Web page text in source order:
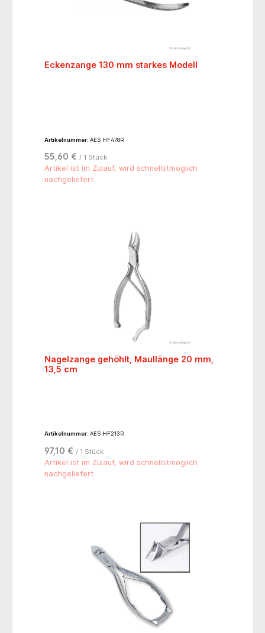
Eckenzange 130 mm starkes Modell
Artikelnummer: AES HF478R
55,60 € / 1 Stück
Artikel ist im Zulauf, wird schnellstmöglich
nachgeliefert
Nagelzange gehöhlt, Maullänge 20 mm,
13,5 cm
Artikelnummer: AES HF213R
97,10 € / 1 Stück
Artikel ist im Zulauf, wird schnellstmöglich
nachgeliefert